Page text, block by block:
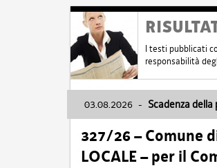
I testi pubblicati
responsabilità
03.08.2026 - Scadenza
327/26 – Comune
LOCALE – per il